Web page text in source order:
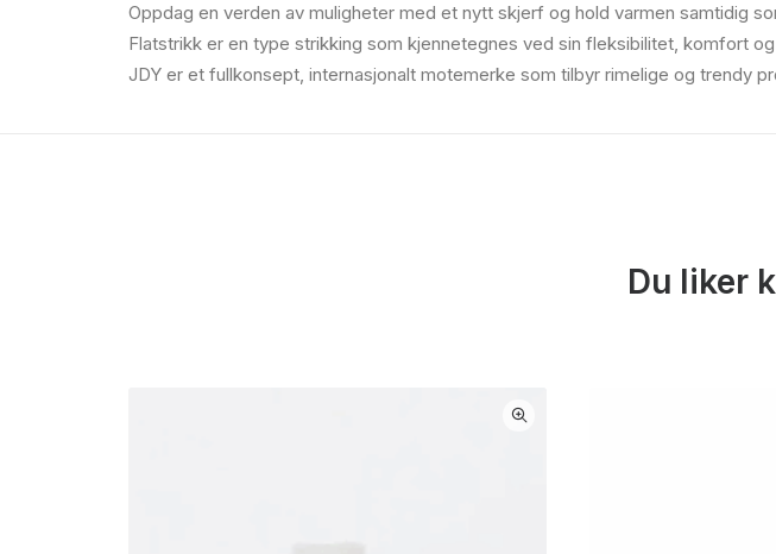
Oppdag en verden av muligheter med et nytt skjerf og hold varmen samtidig
Flatstrikk er en type strikking som kjennetegnes ved sin fleksibilitet, komfort
JDY er et fullkonsept, internasjonalt motemerke som tilbyr rimelige og trendy
Du liker